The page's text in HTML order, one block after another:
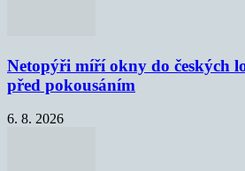
Netopýři míří okny do českých
před pokousáním
6. 8. 2026